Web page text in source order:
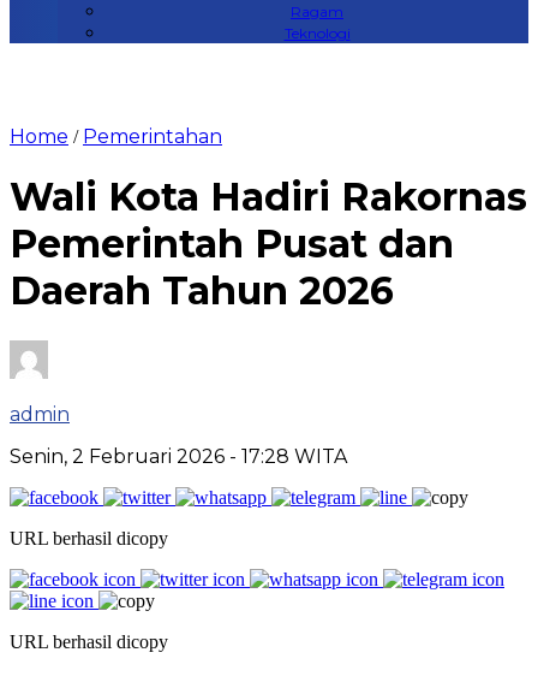
Ragam
Teknologi
Home / Pemerintahan
Wali Kota Hadiri Rakornas
Pemerintah Pusat dan
Daerah Tahun 2026
admin
Senin, 2 Februari 2026 - 17:28 WITA
URL berhasil dicopy
URL berhasil dicopy